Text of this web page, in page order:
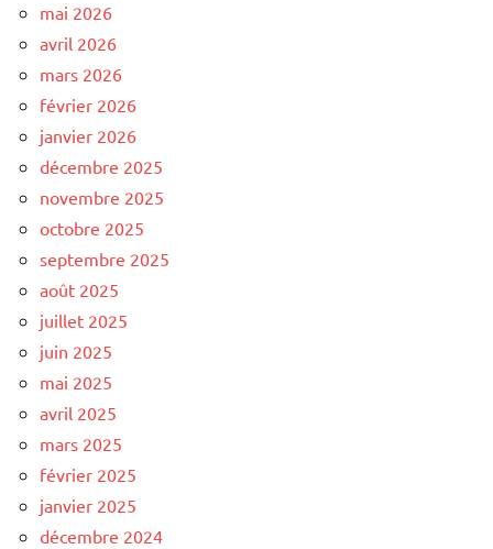
mai 2026
avril 2026
mars 2026
février 2026
janvier 2026
décembre 2025
novembre 2025
octobre 2025
septembre 2025
août 2025
juillet 2025
juin 2025
mai 2025
avril 2025
mars 2025
février 2025
janvier 2025
décembre 2024